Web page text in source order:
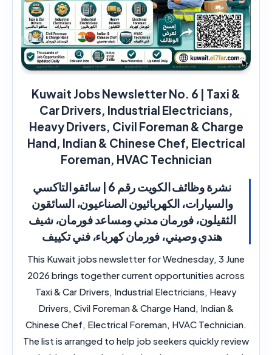
Kuwait Jobs Newsletter No. 6 | Taxi &
Car Drivers, Industrial Electricians,
Heavy Drivers, Civil Foreman & Charge
Hand, Indian & Chinese Chef, Electrical
Foreman, HVAC Technician
نشرة وظائف الكويت رقم 6 | سائقو التاكسي
والسيارات، الكهربائيون الصناعيون، السائقون
الثقيلون، فورمان مدني ومساعد فورمان، شيف
هندي وصيني، فورمان كهرباء، فني تكييف
This Kuwait jobs newsletter for Wednesday, 3 June
2026 brings together current opportunities across
Taxi & Car Drivers, Industrial Electricians, Heavy
Drivers, Civil Foreman & Charge Hand, Indian &
Chinese Chef, Electrical Foreman, HVAC Technician.
The list is arranged to help job seekers quickly review